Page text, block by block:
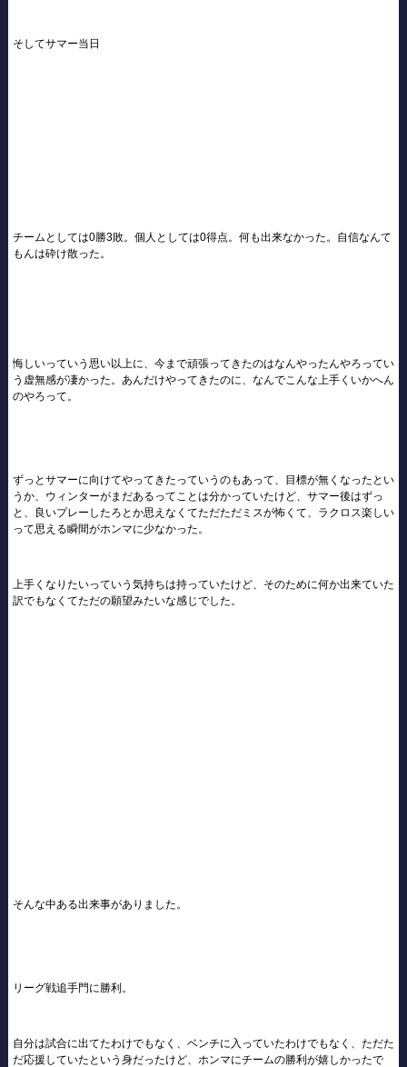
そしてサマー当日
チームとしては0勝3敗。個人としては0得点。何も出来なかった。自信なんて
もんは砕け散った。
悔しいっていう思い以上に、今まで頑張ってきたのはなんやったんやろってい
う虚無感が凄かった。あんだけやってきたのに、なんでこんな上手くいかへん
のやろって。
ずっとサマーに向けてやってきたっていうのもあって、目標が無くなったとい
うか、ウィンターがまだあるってことは分かっていたけど、サマー後はずっ
と、良いプレーしたろとか思えなくてただただミスが怖くて、ラクロス楽しい
って思える瞬間がホンマに少なかった。
上手くなりたいっていう気持ちは持っていたけど、そのために何か出来ていた
訳でもなくてただの願望みたいな感じでした。
そんな中ある出来事がありました。
リーグ戦追手門に勝利。
自分は試合に出てたわけでもなく、ベンチに入っていたわけでもなく、ただた
だ応援していたという身だったけど、ホンマにチームの勝利が嬉しかったで